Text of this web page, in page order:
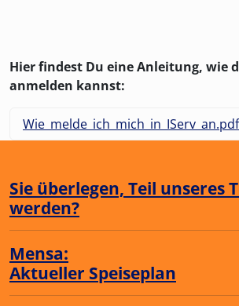
Sie überlegen, Teil unseres
werden?
Mensa:
Aktueller Speiseplan
Hier findest Du eine Anleitung, wie
anmelden kannst:
Wie_melde_ich_mich_in_IServ_an.pdf